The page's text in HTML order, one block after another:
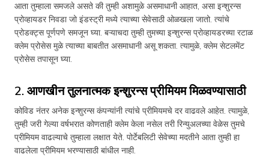
आता तुम्हाला समजले असते की तुम्ही अशामुळे असमाधानी आहात, असा इन्शुरन्स
प्रोव्हायडर निवडा जो इंडस्ट्री मध्ये त्याच्या सेवेसाठी ओळखला जातो. त्यांचे
प्रोडक्ट्स पूर्णपणे समजून घ्या. बऱ्याचदा तुम्ही तुमच्या इन्शुरन्स प्रोव्हायडरच्या रटाळ
क्लेम प्रोसेस मुळे त्याच्या बाबतीत असमाधानी असू शकता. त्यामुळे, क्लेम सेटलमेंट
प्रोसेस तपासून घ्या.
2. आणखीन तुलनात्मक इन्शुरन्स प्रीमियम मिळवण्यासाठी
कोविड नंतर अनेक इन्शुरन्स कंपन्यांनी त्यांचे प्रीमियमचे दर वाढवले आहेत. त्यामुळे,
तुम्ही जरी गेल्या वर्षभरात कोणताही क्लेम केला नसेल तरी रिन्युअलच्या वेळेस तुमचे
प्रीमियम वाढल्याचे तुम्हाला लक्षात येते. पोर्टेबलिटी सेवेच्या मदतीने आता तुम्ही हा
वाढलेला प्रीमियम भरण्यासाठी बांधील नाही.